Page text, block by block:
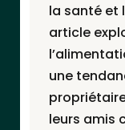
la santé et
article
une
leurs amis